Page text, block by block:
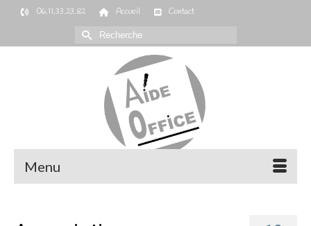
06.11.33.23.82 Accueil
Contact
Rechercher :
Menu